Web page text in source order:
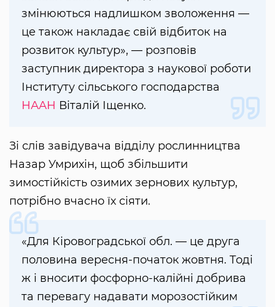
змінюються надлишком зволоження —
це також накладає свій відбиток на
розвиток культур», — розповів
заступник директора з наукової роботи
Інституту сільського господарства
НААН Віталій Іщенко.
Зі слів завідувача відділу рослинництва
Назар Умрихін, щоб збільшити
зимостійкість озимих зернових культур,
потрібно вчасно їх сіяти.
«Для Кіровоградської обл. — це друга
половина вересня-початок жовтня. Тоді
ж і вносити фосфорно-калійні добрива
та перевагу надавати морозостійким